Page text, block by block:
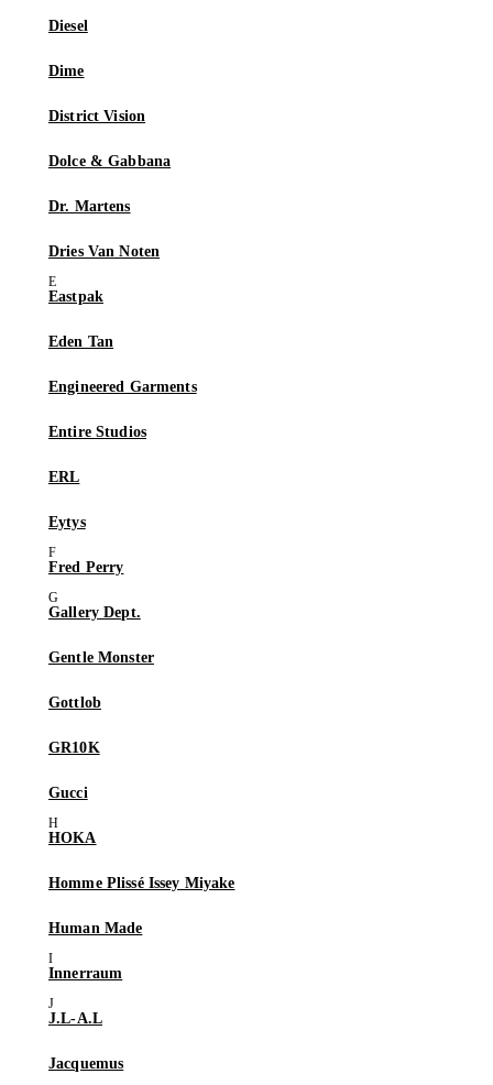
Diesel
Dime
District Vision
Dolce & Gabbana
Dr. Martens
Dries Van Noten
Eastpak
Eden Tan
Engineered Garments
Entire Studios
ERL
Eytys
Fred Perry
Gallery Dept.
Gentle Monster
Gottlob
GR10K
Gucci
HOKA
Homme Plissé Issey Miyake
Human Made
Innerraum
J.L-A.L
Jacquemus